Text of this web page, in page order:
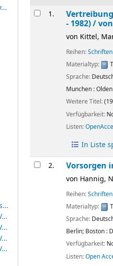
Ergebnisse
1.
- 1982) /
von Kittel,
Reihen:
Materialtyp:
Sprache:
Munchen :
Weitere Titel:
Verfügbarkeit:
Listen:
In Liste
2. Vorsorgen
von Hannig,
Reihen:
Materialtyp:
Sprache:
Berlin; Boston :
Verfügbarkeit:
Listen:Open